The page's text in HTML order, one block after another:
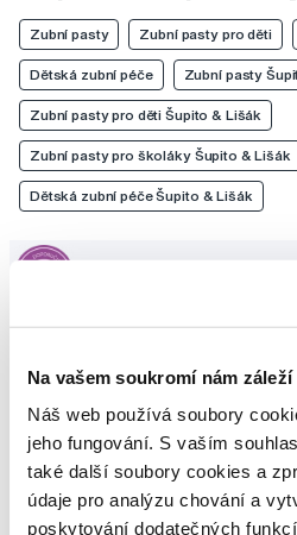
Na vašem soukromí nám záleží
Náš web používá soubory
jeho fungování. S vaším
také další soubory cookies a
údaje pro analýzu chování a
poskytování dodatečných
Zubní pasty Zubní pasty pro děti
Dětská zubní péče Zubní pasty
Zubní pasty pro děti Šupito & Lišák
Zubní pasty pro školáky Šupito & Lišák
Dětská zubní péče Šupito & Lišák